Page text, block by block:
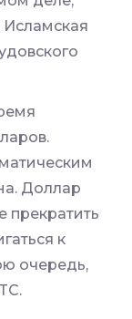
Исламская
Доллар
прекратить
к
очередь,